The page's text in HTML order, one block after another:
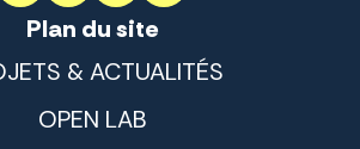
Plan du site
& ACTUALITÉS
OPEN LAB